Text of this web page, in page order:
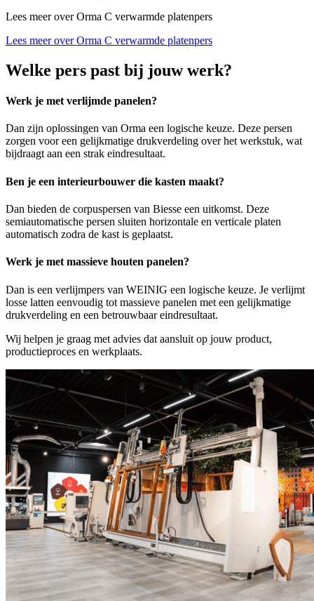
Lees meer over Orma C verwarmde platenpers
Lees meer over Orma C verwarmde platenpers
Welke pers past bij jouw werk?
Werk je met verlijmde panelen?
Dan zijn oplossingen van Orma een logische keuze. Deze persen
zorgen voor een gelijkmatige drukverdeling over het werkstuk, wat
bijdraagt aan een strak eindresultaat.
Ben je een interieurbouwer die kasten maakt?
Dan bieden de corpuspersen van Biesse een uitkomst. Deze
semiautomatische persen sluiten horizontale en verticale platen
automatisch zodra de kast is geplaatst.
Werk je met massieve houten panelen?
Dan is een verlijmpers van WEINIG een logische keuze. Je verlijmt
losse latten eenvoudig tot massieve panelen met een gelijkmatige
drukverdeling en een betrouwbaar eindresultaat.
Wij helpen je graag met advies dat aansluit op jouw product,
productieproces en werkplaats.